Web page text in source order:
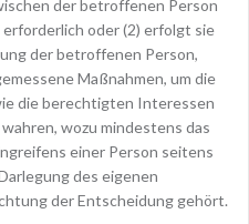
der betroffenen Person
oder (2) erfolgt sie
der betroffenen Person,
Maßnahmen, um die
die berechtigten Interessen
wozu mindestens das
einer Person seitens
des eigenen
der Entscheidung gehört.